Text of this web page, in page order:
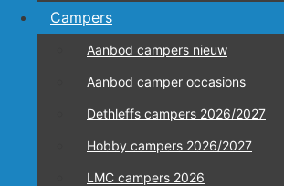
Campers
Aanbod campers nieuw
Aanbod camper occasions
Dethleffs campers 2026/2027
Hobby campers 2026/2027
LMC campers 2026